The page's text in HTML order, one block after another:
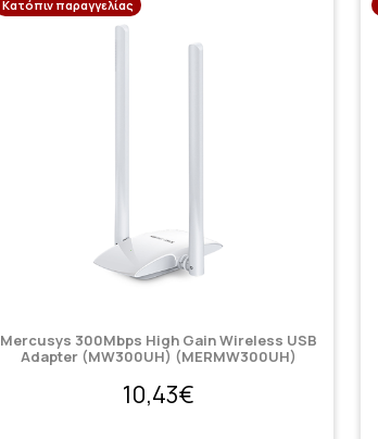
Κατόπιν παραγγελίας
Mercusys 300Mbps High Gain Wireless USB
Adapter (MW300UH) (MERMW300UH)
10,43€